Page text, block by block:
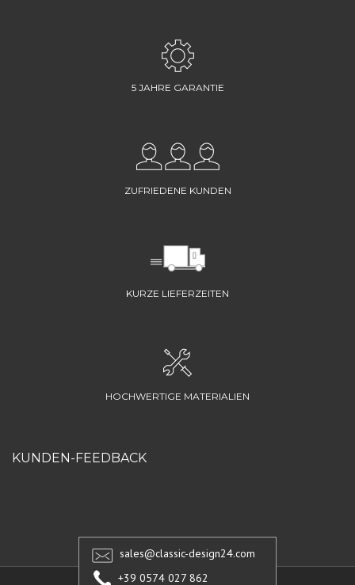
5 JAHRE GARANTIE
ZUFRIEDENE KUNDEN
KURZE LIEFERZEITEN
HOCHWERTIGE MATERIALIEN
KUNDEN-FEEDBACK
sales@classic-design24.com
+39 0574 027 862